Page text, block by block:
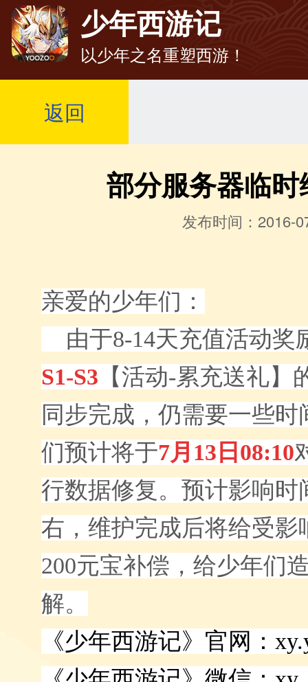
少年西游记
以少年之名重塑西游！
返回
部分服务器临
发布时间：2016-
亲爱的少年们：
由于8-14天充值活动奖
S1-S3 【活动-累充送礼】
同步完成，仍需要一些时
们预计将于7月 13 日08:10
行数据修复。预计影响时
右，维护完成后将给受影
200元宝补偿，给少年们
解。
《少年西游记》官网：